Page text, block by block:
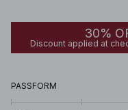
30%
Discount applied at
PASSFORM